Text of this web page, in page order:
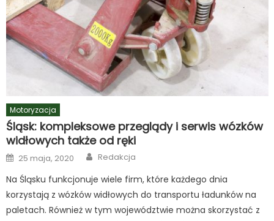
Motoryzacja
Śląsk: kompleksowe przeglądy i serwis wózków
widłowych także od ręki
Posted
on
25 maja, 2020 Author
Redakcja
Na Śląsku funkcjonuje wiele firm, które każdego dnia
korzystają z wózków widłowych do transportu ładunków na
paletach. Również w tym województwie można skorzystać z